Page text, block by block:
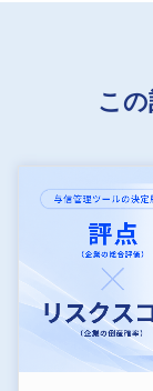
こ